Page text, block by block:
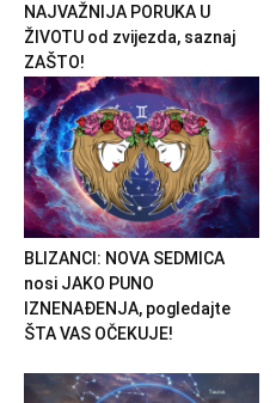
NAJVAŽNIJA PORUKA U
ŽIVOTU od zvijezda, saznaj
ZAŠTO!
BLIZANCI: NOVA SEDMICA
nosi JAKO PUNO
IZNENAĐENJA, pogledajte
ŠTA VAS OČEKUJE!